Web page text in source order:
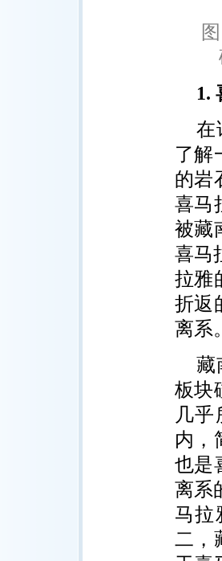
1.
在
了解
的岩
喜马
被藏
喜马
拉雅
折返
离系
藏
板块
几
内，
也是
离系
马拉
二，